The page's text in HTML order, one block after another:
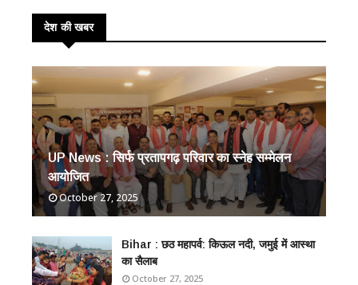
देश की खबर
UP News : सिर्फ प्रतापगढ़ परिवार का स्नेह सम्मेलन
आयोजित
October 27, 2025
Bihar : छठ महापर्व: किऊल नदी, जमुई में आस्था
का सैलाब
October 27, 2025